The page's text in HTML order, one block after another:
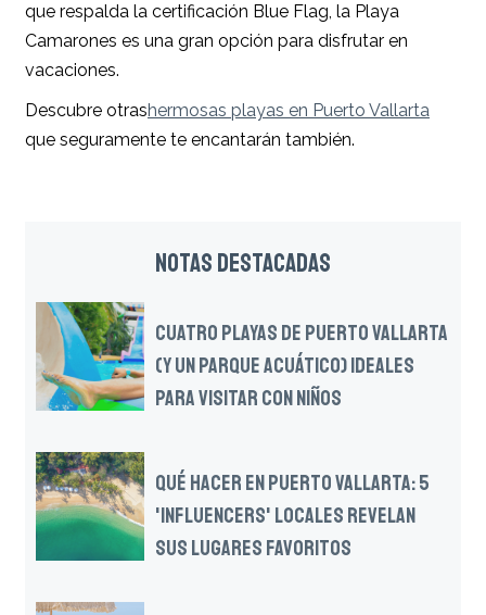
que respalda la certificación Blue Flag, la Playa
Camarones es una gran opción para disfrutar en
vacaciones.
Descubre otrashermosas playas en Puerto Vallarta
que seguramente te encantarán también.
NOTAS DESTACADAS
CUATRO PLAYAS DE PUERTO VALLARTA
(Y UN PARQUE ACUÁTICO) IDEALES
PARA VISITAR CON NIÑOS
QUÉ HACER EN PUERTO VALLARTA: 5
'INFLUENCERS' LOCALES REVELAN
SUS LUGARES FAVORITOS